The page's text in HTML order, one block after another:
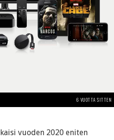
6 VUOTTA SITTEN
vuoden 2020 eniten